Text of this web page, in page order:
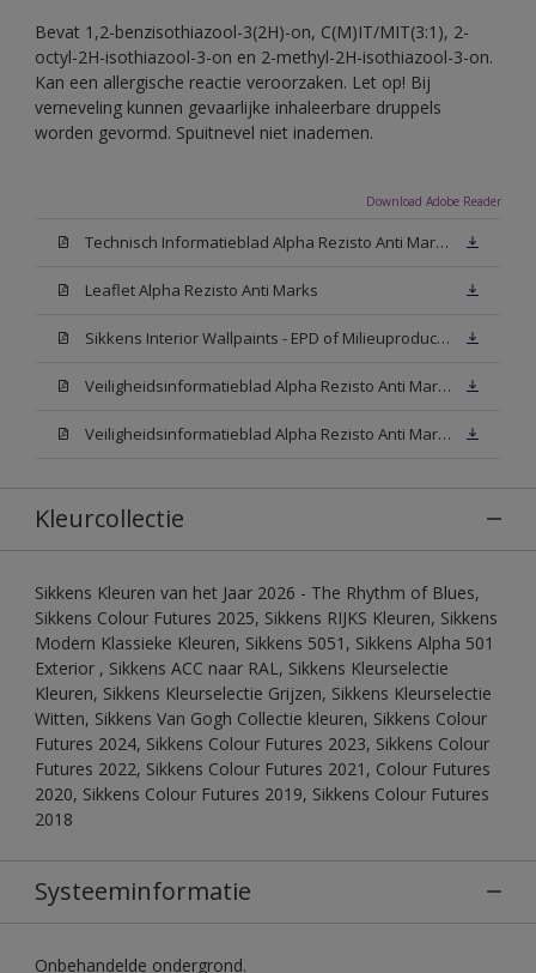
Bevat 1,2-benzisothiazool-3(2H)-on, C(M)IT/MIT(3:1), 2-
octyl-2H-isothiazool-3-on en 2-methyl-2H-isothiazool-3-on.
Kan een allergische reactie veroorzaken. Let op! Bij
verneveling kunnen gevaarlijke inhaleerbare druppels
worden gevormd. Spuitnevel niet inademen.
Download Adobe Reader
Technisch Informatieblad Alpha Rezisto Anti Marks (PDF)
Leaflet Alpha Rezisto Anti Marks
Sikkens Interior Wallpaints - EPD of Milieuproductverklaring
Veiligheidsinformatieblad Alpha Rezisto Anti Marks Mat White W05 (MSDS)
Veiligheidsinformatieblad Alpha Rezisto Anti Marks Mat N00 (MSDS)
Kleurcollectie
Sikkens Kleuren van het Jaar 2026 - The Rhythm of Blues,
Sikkens Colour Futures 2025, Sikkens RIJKS Kleuren, Sikkens
Modern Klassieke Kleuren, Sikkens 5051, Sikkens Alpha 501
Exterior , Sikkens ACC naar RAL, Sikkens Kleurselectie
Kleuren, Sikkens Kleurselectie Grijzen, Sikkens Kleurselectie
Witten, Sikkens Van Gogh Collectie kleuren, Sikkens Colour
Futures 2024, Sikkens Colour Futures 2023, Sikkens Colour
Futures 2022, Sikkens Colour Futures 2021, Colour Futures
2020, Sikkens Colour Futures 2019, Sikkens Colour Futures
2018
Systeeminformatie
Onbehandelde ondergrond.